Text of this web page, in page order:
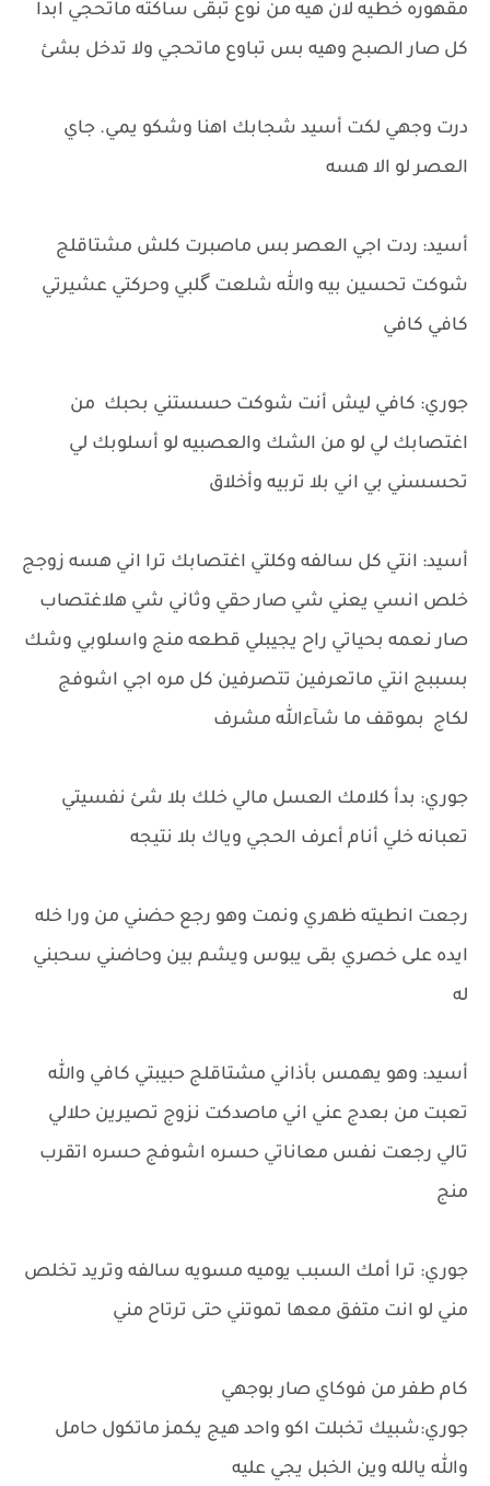
مقهوره خطيه لان هيه من نوع تبقى ساكته ماتحجي ابدا
كل صار الصبح وهيه بس تباوع ماتحجي ولا تدخل بشئ
درت وجهي لكت أسيد شجابك اهنا وشكو يمي. جاي
العصر لو الا هسه
أسيد: ردت اجي العصر بس ماصبرت كلش مشتاقلج
شوكت تحسين بيه والله شلعت گلبي وحركتي عشيرتي
كافي كافي
جوري: كافي ليش أنت شوكت حسستني بحبك من
اغتصابك لي لو من الشك والعصبيه لو أسلوبك لي
تحسسني بي اني بلا تربيه وأخلاق
أسيد: انتي كل سالفه وكلتي اغتصابك ترا اني هسه زوجج
خلص انسي يعني شي صار حقي وثاني شي هلاغتصاب
صار نعمه بحياتي راح يجيبلي قطعه منج واسلوبي وشك
بسببج انتي ماتعرفين تتصرفين كل مره اجي اشوفج
لكاج بموقف ما شآءالله مشرف
جوري: بدأ كلامك العسل مالي خلك بلا شئ نفسيتي
تعبانه خلي أنام أعرف الحجي وياك بلا نتيجه
رجعت انطيته ظهري ونمت وهو رجع حضني من ورا خله
ايده على خصري بقى يبوس ويشم بين وحاضني سحبني
له
أسيد: وهو يهمس بأذاني مشتاقلج حبيبتي كافي والله
تعبت من بعدج عني اني ماصدكت نزوج تصيرين حلالي
تالي رجعت نفس معاناتي حسره اشوفج حسره اتقرب
منج
جوري: ترا أمك السبب يوميه مسويه سالفه وتريد تخلص
مني لو انت متفق معها تموتني حتى ترتاح مني
كام طفر من فوكاي صار بوجهي
جوري:شبيك تخبلت اكو واحد هيج يكمز ماتكول حامل
والله يالله وين الخبل يجي عليه